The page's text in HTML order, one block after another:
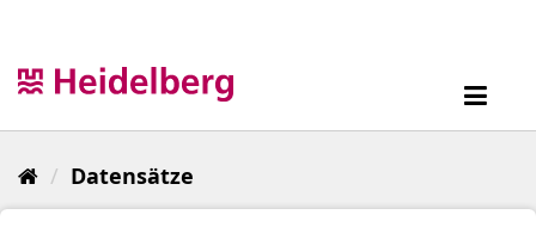
Datensätze